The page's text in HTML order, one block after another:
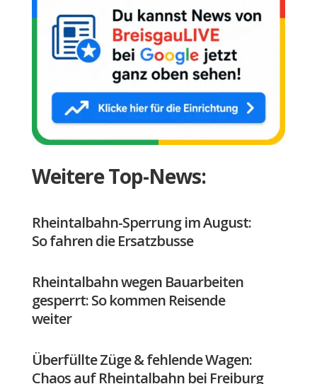
Weitere Top-News:
Rheintalbahn-Sperrung im August:
So fahren die Ersatzbusse
Rheintalbahn wegen Bauarbeiten
gesperrt: So kommen Reisende
weiter
Überfüllte Züge & fehlende Wagen:
Chaos auf Rheintalbahn bei Freiburg